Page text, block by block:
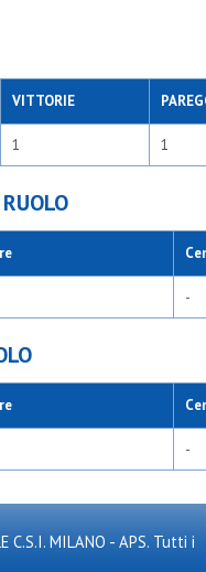
VITTORIE
1 1
-
-
C.S.I. MILANO - APS. Tutti i